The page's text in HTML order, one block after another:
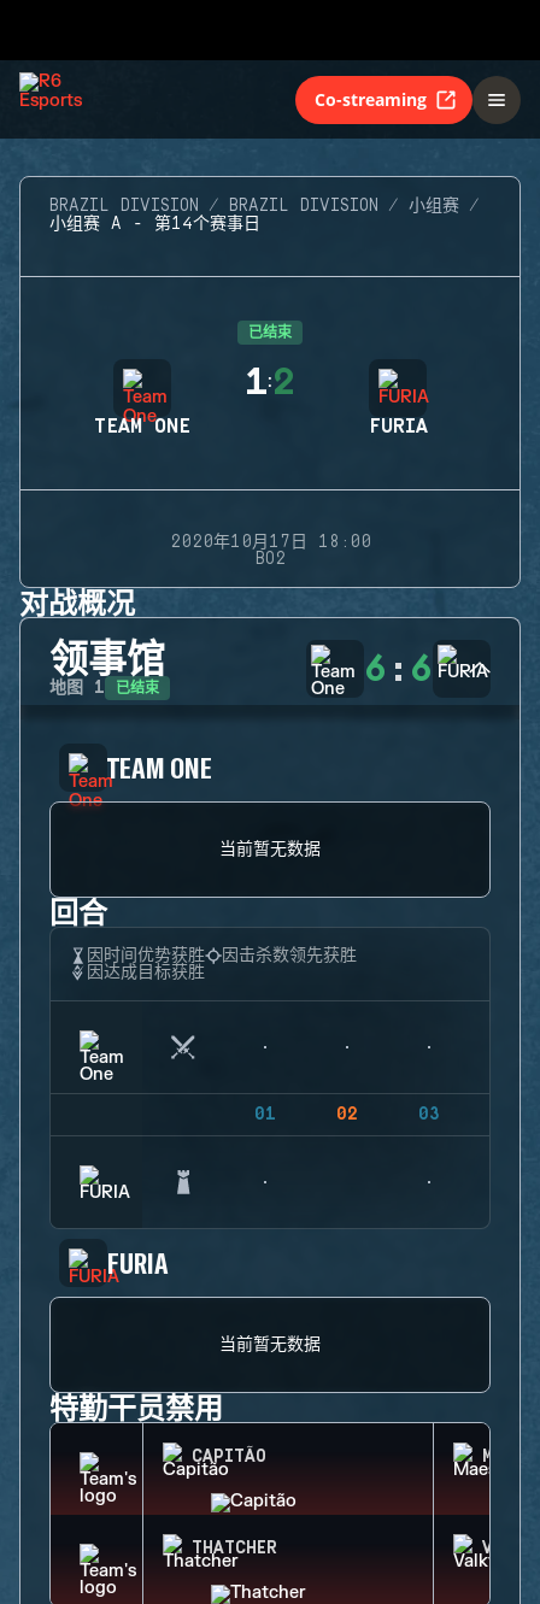
Co-streaming
BRAZIL DIVISION BRAZIL DIVISION
小组赛
小组赛 A - 第14个赛事日
已结束
TEAM ONE
1:2
FURIA
2020年10月17日 18:00
BO2
对战概况
领事馆
地图 1 已结束 6 : 6
TEAM ONE
当前暂无数据
回合
因时间优势获胜
因击杀数领先获胜
因达成目标获胜
01 02 03
FURIA
当前暂无数据
特勤干员禁用
CAPITÃO
THATCHER